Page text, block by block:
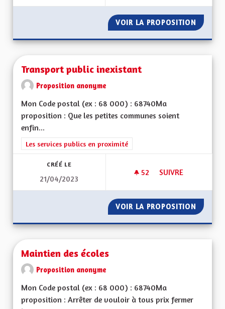
VOIR LA PROPOSITION
Transport public inexistant
Proposition anonyme
Mon Code postal (ex : 68 000) : 68740Ma
proposition : Que les petites communes soient
enfin...
Filtrer les résultats de la catégorie : Les services publics en
Les services publics en proximité
CRÉÉ LE
21/04/2023
52 52 ABONNÉS
SUIVRE
VOIR LA PROPOSITION
Maintien des écoles
Proposition anonyme
Mon Code postal (ex : 68 000) : 68740Ma
proposition : Arrêter de vouloir à tous prix fermer